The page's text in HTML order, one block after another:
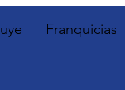
Franquicias